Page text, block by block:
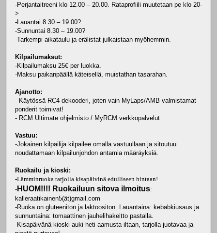
-Perjantaitreeni klo 12.00 – 20.00. Rataprofiili muutetaan pe klo 20-
>
-Lauantai 8.30 – 19.00?
-Sunnuntai 8.30 – 19.00?
-Tarkempi aikataulu ja erälistat julkaistaan myöhemmin.
Kilpailumaksut:
-Kilpailumaksu 25€ per luokka.
-Maksu paikanpäällä käteisellä, muistathan tasarahan.
Ajanotto:
- Käytössä RC4 dekooderi, joten vain MyLaps/AMB valmistamat
ponderit toimivat!
- RCM Ultimate ohjelmisto / MyRCM verkkopalvelut
Vastuu:
-Jokainen kilpailija kilpailee omalla vastuullaan ja sitoutuu
noudattamaan kilpailunjohdon antamia määräyksiä.
Ruokailu ja kioski:
-Lämminruoka tarjolla kisapäivinä edulliseen hintaan!
- HUOM!!!! Ruokailuun sitova ilmoitus:
kalleraatikainen5(ät)gmail.com
-Ruoka on gluteeniton ja laktoositon. Lauantaina: kebabkiusaus ja
sunnuntaina: tomaattinen jauhelihakeitto pastalla.
-Kisapäivänä kioski auki heti aamusta iltaan, tarjolla juotavaa ja